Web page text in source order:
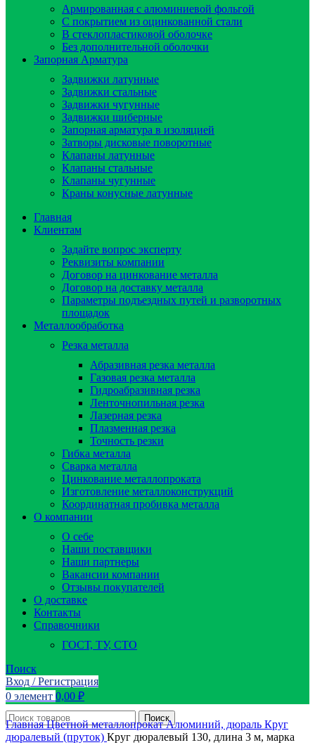
Армированная с алюминиевой фольгой
C покрытием из оцинкованной стали
В стеклопластиковой оболочке
Без дополнительной оболочки
Запорная Арматура
Задвижки латунные
Задвижки стальные
Задвижки чугунные
Задвижки шиберные
Запорная арматура в изоляцией
Затворы дисковые поворотные
Клапаны латунные
Клапаны стальные
Клапаны чугунные
Краны конусные латунные
Главная
Клиентам
Задайте вопрос эксперту
Реквизиты компании
Договор на цинкование металла
Договор на доставку металла
Параметры подъездных путей и разворотных
площадок
Металлообработка
Резка металла
Абразивная резка металла
Газовая резка металла
Гидроaбразивная резка
Ленточнопильная резка
Лазерная резка
Плазменная резка
Точность резки
Гибка металла
Сварка металла
Цинкование металлопроката
Изготовление металлоконструкций
Координатная пробивка металла
О компании
О себе
Наши поставщики
Наши партнеры
Вакансии компании
Отзывы покупателей
О доставке
Контакты
Справочники
ГОСТ, ТУ, СТО
Поиск
Вход / Регистрация
0 элемент 0,00 ₽
Поиск
ГлавнаяЦветной металлопрокатАлюминий, дюраль Круг
дюралевый (пруток) Круг дюралевый 130, длина 3 м, марка